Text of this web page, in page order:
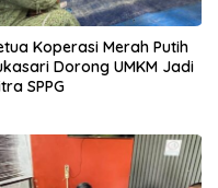
Koperasi Merah Putih
Dorong UMKM Jadi
SPPG